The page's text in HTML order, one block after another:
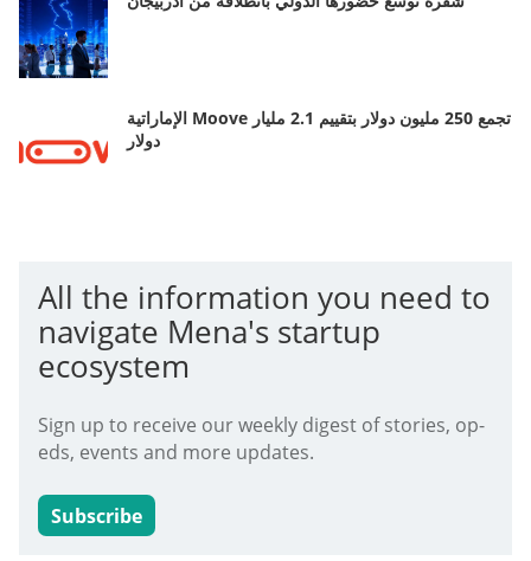
الإماراتية Moove تجمع 250 مليون دولار بتقييم 2.1 مليار
دولار
All the information you need to
navigate Mena's startup
ecosystem
Sign up to receive our weekly digest of stories, op-
eds, events and more updates.
Subscribe